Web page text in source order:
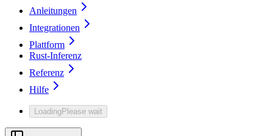
Anleitungen
Integrationen
Plattform
Rust-Inferenz
Referenz
Hilfe
LoadingPlease wait